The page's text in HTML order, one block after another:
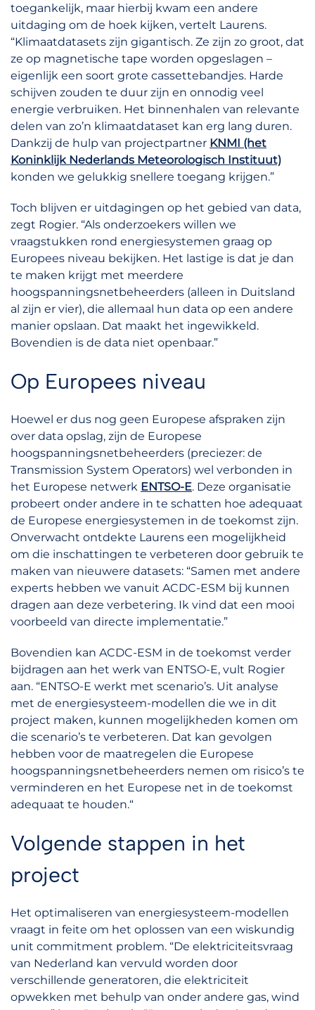
toegankelijk, maar hierbij kwam een andere
uitdaging om de hoek kijken, vertelt Laurens.
“Klimaatdatasets zijn gigantisch. Ze zijn zo groot, dat
ze op magnetische tape worden opgeslagen –
eigenlijk een soort grote cassettebandjes. Harde
schijven zouden te duur zijn en onnodig veel
energie verbruiken. Het binnenhalen van relevante
delen van zo’n klimaatdataset kan erg lang duren.
Dankzij de hulp van projectpartner KNMI (het
Koninklijk Nederlands Meteorologisch Instituut)
konden we gelukkig snellere toegang krijgen.”
Toch blijven er uitdagingen op het gebied van data,
zegt Rogier. “Als onderzoekers willen we
vraagstukken rond energiesystemen graag op
Europees niveau bekijken. Het lastige is dat je dan
te maken krijgt met meerdere
hoogspanningsnetbeheerders (alleen in Duitsland
al zijn er vier), die allemaal hun data op een andere
manier opslaan. Dat maakt het ingewikkeld.
Bovendien is de data niet openbaar.”
Op Europees niveau
Hoewel er dus nog geen Europese afspraken zijn
over data opslag, zijn de Europese
hoogspanningsnetbeheerders (preciezer: de
Transmission System Operators) wel verbonden in
het Europese netwerk ENTSO-E. Deze organisatie
probeert onder andere in te schatten hoe adequaat
de Europese energiesystemen in de toekomst zijn.
Onverwacht ontdekte Laurens een mogelijkheid
om die inschattingen te verbeteren door gebruik te
maken van nieuwere datasets: “Samen met andere
experts hebben we vanuit ACDC-ESM bij kunnen
dragen aan deze verbetering. Ik vind dat een mooi
voorbeeld van directe implementatie.”
Bovendien kan ACDC-ESM in de toekomst verder
bijdragen aan het werk van ENTSO-E, vult Rogier
aan. “ENTSO-E werkt met scenario’s. Uit analyse
met de energiesysteem-modellen die we in dit
project maken, kunnen mogelijkheden komen om
die scenario’s te verbeteren. Dat kan gevolgen
hebben voor de maatregelen die Europese
hoogspanningsnetbeheerders nemen om risico’s te
verminderen en het Europese net in de toekomst
adequaat te houden.“
Volgende stappen in het
project
Het optimaliseren van energiesysteem-modellen
vraagt in feite om het oplossen van een wiskundig
unit commitment problem. “De elektriciteitsvraag
van Nederland kan vervuld worden door
verschillende generatoren, die elektriciteit
opwekken met behulp van onder andere gas, wind